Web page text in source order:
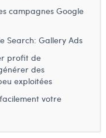
campagnes Google
Search: Gallery Ads
profit de
des
exploitées
votre